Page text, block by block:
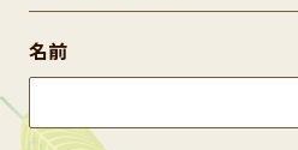
名前